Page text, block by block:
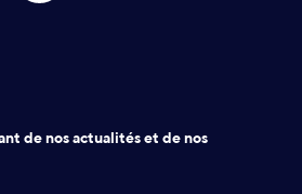
de nos actualités et de nos